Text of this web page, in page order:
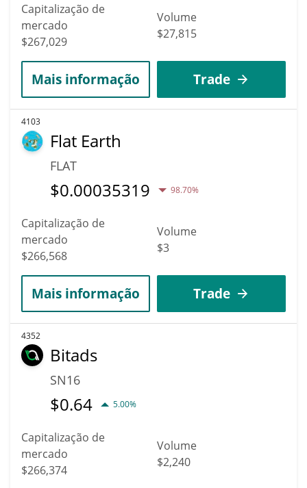
Capitalização de
mercado
$267,029
Volume
$27,815
Mais informação Trade
4103
Flat Earth
FLAT
$0.00035319 98.70%
Capitalização de
mercado
$266,568
Volume
$3
Mais informação Trade
4352
Bitads
SN16
$0.64 5.00%
Capitalização de
mercado
$266,374
Volume
$2,240